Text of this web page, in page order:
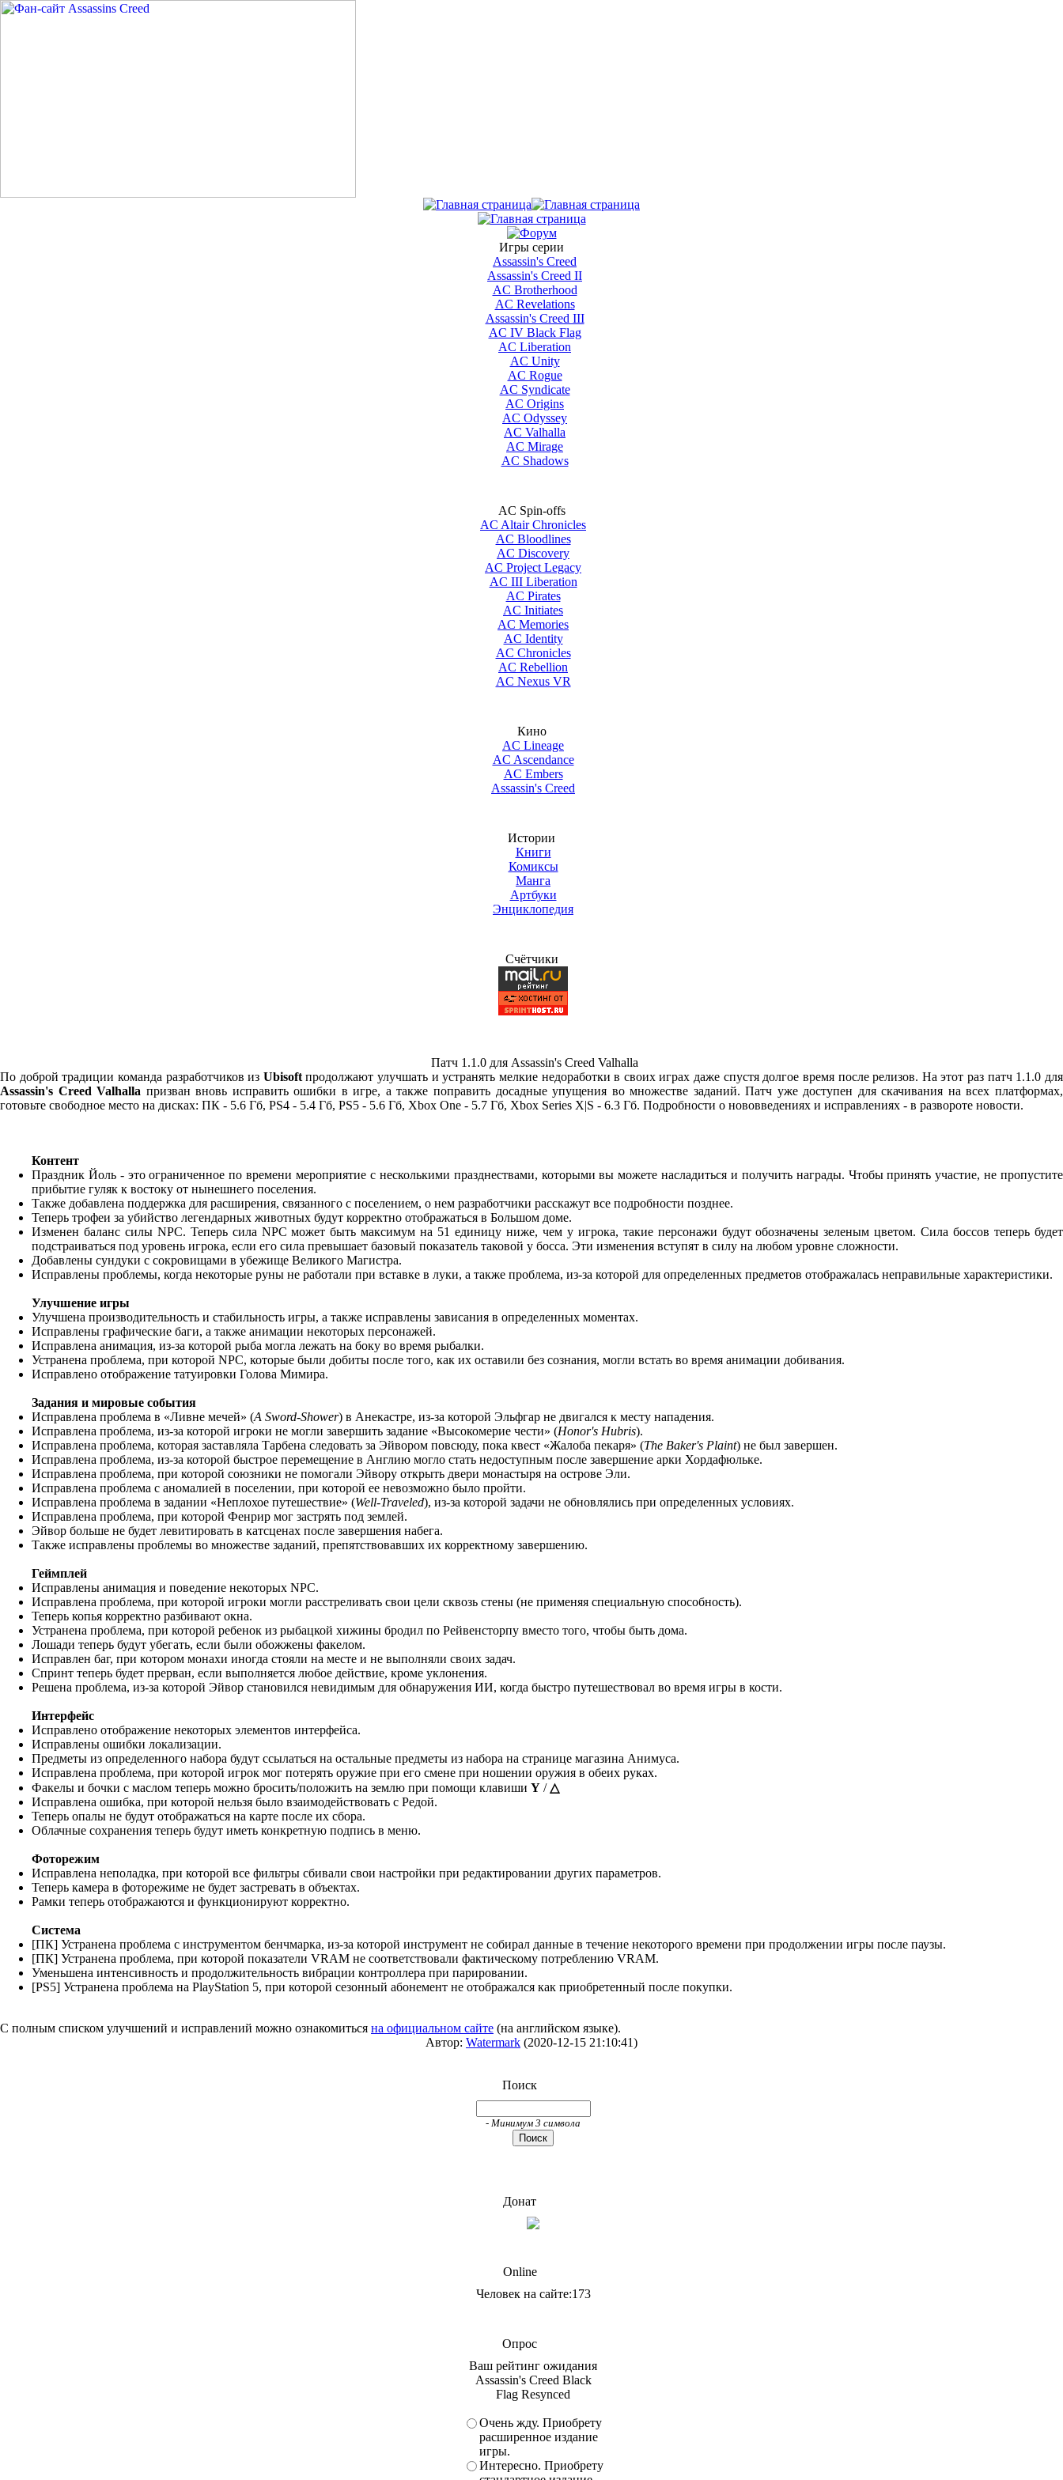
Игры серии
Assassin's Creed
Assassin's Creed II
AС Brotherhood
AC Revelations
Assassin's Creed III
AC IV Black Flag
AC Liberation
AC Unity
AC Rogue
AC Syndicate
AC Origins
AC Odyssey
AC Valhalla
AC Mirage
AC Shadows
AC Spin-offs
AC Altair Chronicles
AC Bloodlines
AC Discovery
AC Project Legacy
AC III Liberation
AC Pirates
AC Initiates
AC Memories
AC Identity
AC Chronicles
AC Rebellion
AC Nexus VR
Кино
AC Lineage
AC Ascendance
AC Embers
Assassin's Creed
Истории
Книги
Комиксы
Манга
Артбуки
Энциклопедия
Счётчики
Патч 1.1.0 для Assassin's Creed Valhalla
По доброй традиции команда разработчиков из Ubisoftпродолжают улучшать и устранять мелкие недоработки в своих играх даже спустя долгое время после релизов. На этот раз патч 1.1.0 для
Assassin's Creed Valhalla призван вновь исправить ошибки в игре, а также поправить досадные упущения во множестве заданий. Патч уже доступен для скачивания на всех платформах,
готовьте свободное место на дисках: ПК - 5.6 Гб, PS4 - 5.4 Гб, PS5 - 5.6 Гб, Xbox One - 5.7 Гб, Xbox Series X|S - 6.3 Гб. Подробности о нововведениях и исправлениях - в развороте новости.
Контент
Праздник Йоль - это ограниченное по времени мероприятие с несколькими празднествами, которыми вы можете насладиться и получить награды. Чтобы принять участие, не пропустите
прибытие гуляк к востоку от нынешнего поселения.
Также добавлена поддержка для расширения, связанного с поселением, о нем разработчики расскажут все подробности позднее.
Теперь трофеи за убийство легендарных животных будут корректно отображаться в Большом доме.
Изменен баланс силы NPC. Теперь сила NPC может быть максимум на 51 единицу ниже, чем у игрока, такие персонажи будут обозначены зеленым цветом. Сила боссов теперь будет
подстраиваться под уровень игрока, если его сила превышает базовый показатель таковой у босса. Эти изменения вступят в силу на любом уровне сложности.
Добавлены сундуки с сокровищами в убежище Великого Магистра.
Исправлены проблемы, когда некоторые руны не работали при вставке в луки, а также проблема, из-за которой для определенных предметов отображалась неправильные характеристики.
Улучшение игры
Улучшена производительность и стабильность игры, а также исправлены зависания в определенных моментах.
Исправлены графические баги, а также анимации некоторых персонажей.
Исправлена анимация, из-за которой рыба могла лежать на боку во время рыбалки.
Устранена проблема, при которой NPC, которые были добиты после того, как их оставили без сознания, могли встать во время анимации добивания.
Исправлено отображение татуировки Голова Мимира.
Задания и мировые события
Исправлена проблема в «Ливне мечей» (A Sword-Shower) в Анекастре, из-за которой Эльфгар не двигался к месту нападения.
Исправлена проблема, из-за которой игроки не могли завершить задание «Высокомерие чести» (Honor's Hubris).
Исправлена проблема, которая заставляла Тарбена следовать за Эйвором повсюду, пока квест «Жалоба пекаря» (The Baker's Plaint) не был завершен.
Исправлена проблема, из-за которой быстрое перемещение в Англию могло стать недоступным после завершение арки Хордафюльке.
Исправлена проблема, при которой союзники не помогали Эйвору открыть двери монастыря на острове Эли.
Исправлена проблема с аномалией в поселении, при которой ее невозможно было пройти.
Исправлена проблема в задании «Неплохое путешествие» (Well-Traveled), из-за которой задачи не обновлялись при определенных условиях.
Исправлена проблема, при которой Фенрир мог застрять под землей.
Эйвор больше не будет левитировать в катсценах после завершения набега.
Также исправлены проблемы во множестве заданий, препятствовавших их корректному завершению.
Геймплей
Исправлены анимация и поведение некоторых NPC.
Исправлена проблема, при которой игроки могли расстреливать свои цели сквозь стены (не применяя специальную способность).
Теперь копья корректно разбивают окна.
Устранена проблема, при которой ребенок из рыбацкой хижины бродил по Рейвенсторпу вместо того, чтобы быть дома.
Лошади теперь будут убегать, если были обожжены факелом.
Исправлен баг, при котором монахи иногда стояли на месте и не выполняли своих задач.
Спринт теперь будет прерван, если выполняется любое действие, кроме уклонения.
Решена проблема, из-за которой Эйвор становился невидимым для обнаружения ИИ, когда быстро путешествовал во время игры в кости.
Интерфейс
Исправлено отображение некоторых элементов интерфейса.
Исправлены ошибки локализации.
Предметы из определенного набора будут ссылаться на остальные предметы из набора на странице магазина Анимуса.
Исправлена проблема, при которой игрок мог потерять оружие при его смене при ношении оружия в обеих руках.
Факелы и бочки с маслом теперь можно бросить/положить на землю при помощи клавиши Y / △
Исправлена ошибка, при которой нельзя было взаимодействовать с Редой.
Теперь опалы не будут отображаться на карте после их сбора.
Облачные сохранения теперь будут иметь конкретную подпись в меню.
Фоторежим
Исправлена неполадка, при которой все фильтры сбивали свои настройки при редактировании других параметров.
Теперь камера в фоторежиме не будет застревать в объектах.
Рамки теперь отображаются и функционируют корректно.
Система
[ПК] Устранена проблема с инструментом бенчмарка, из-за которой инструмент не собирал данные в течение некоторого времени при продолжении игры после паузы.
[ПК] Устранена проблема, при которой показатели VRAM не соответствовали фактическому потреблению VRAM.
Уменьшена интенсивность и продолжительность вибрации контроллера при парировании.
[PS5] Устранена проблема на PlayStation 5, при которой сезонный абонемент не отображался как приобретенный после покупки.
С полным списком улучшений и исправлений можно ознакомиться на официальном сайте (на английском языке).
Автор: Watermark (2020-12-15 21:10:41)
Поиск
- Минимум 3 символа
Донат
Online
Человек на сайте:173
Опрос
Ваш рейтинг ожидания
Assassin's Creed Black
Flag Resynced
Очень жду. Приобрету
расширенное издание
игры.
Интересно. Приобрету